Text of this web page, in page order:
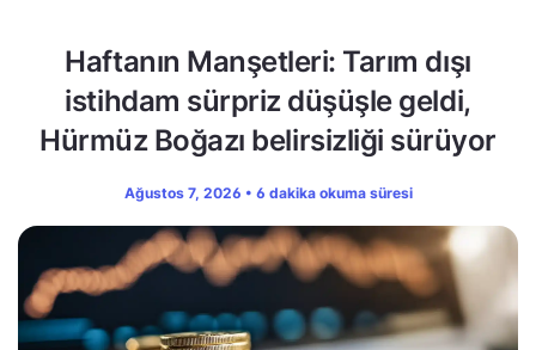
Haftanın Manşetleri: Tarım dışı
istihdam sürpriz düşüşle geldi,
Hürmüz Boğazı belirsizliği sürüyor
Ağustos 7, 2026 • 6 dakika okuma süresi